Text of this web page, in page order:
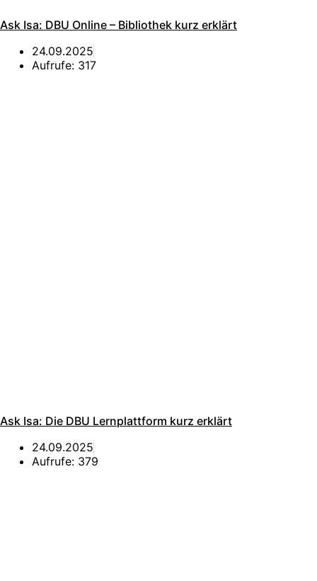
Ask Isa: DBU Online – Bibliothek kurz erklärt
24.09.2025
Aufrufe: 317
Ask Isa: Die DBU Lernplattform kurz erklärt
24.09.2025
Aufrufe: 379